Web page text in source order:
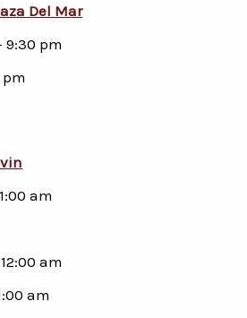
Del Mar
9:30 pm
pm
am
am
am